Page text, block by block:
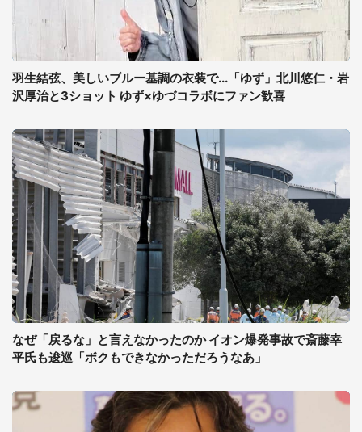
羽生結弦、美しいブルー基調の衣装で...「ゆず」北川悠仁・岩
沢厚治と3ショット ゆず×ゆづコラボにファン歓喜
なぜ「戻るな」と言えなかったのか イオン爆発事故で斎藤幸
平氏も逡巡「ボクもできなかっただろうなあ」